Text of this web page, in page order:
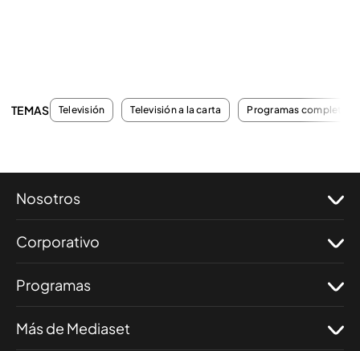
TEMAS Televisión Televisión a la carta Programas completos
Nosotros
Corporativo
Programas
Más de Mediaset